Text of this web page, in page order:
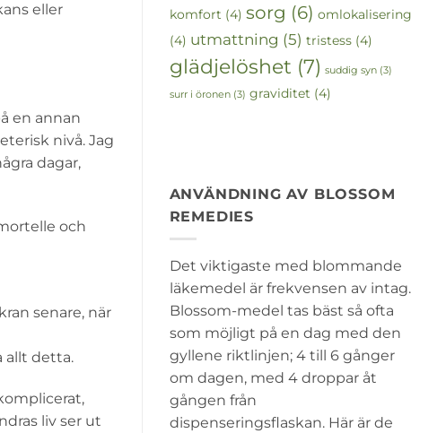
eller
en annan
nivå. Jag
dagar,
och
senare, när
allt detta.
liv ser ut
komfort (4) sorg (6) omlokalisering
(4) utmattning (5) tristess(4)
glädjelöshet (7) suddig syn(3)
surr i öronen(3) graviditet (4)
ANVÄNDNING AV BLOSSOM
REMEDIES
Det viktigaste med blommande
läkemedel är frekvensen av intag.
Blossom-medel tas bäst så ofta
som möjligt på en dag med den
gyllene riktlinjen; 4 till 6 gånger
om dagen, med 4 droppar åt
gången från
dispenseringsflaskan. Här är de